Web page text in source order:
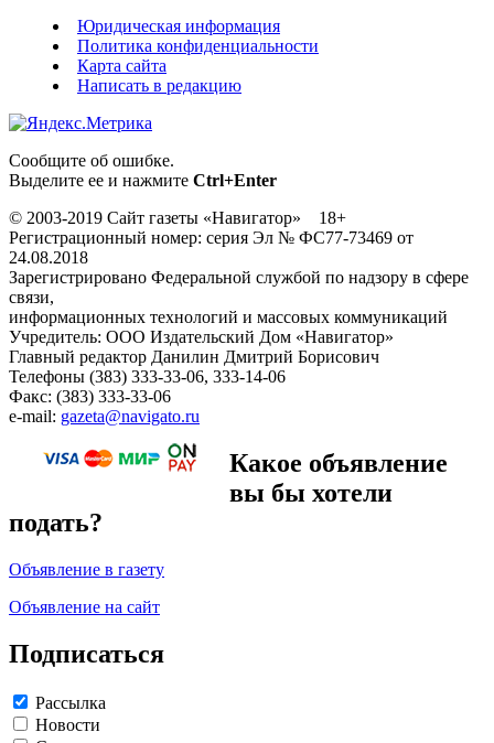
Юридическая информация
Политика конфиденциальности
Карта сайта
Написать в редакцию
Сообщите об ошибке.
Выделите ее и нажмите Ctrl+Enter
© 2003-2019 Сайт газеты «Навигатор» 18+
Регистрационный номер: серия Эл № ФС77-73469 от
24.08.2018
Зарегистрировано Федеральной службой по надзору в сфере
связи,
информационных технологий и массовых коммуникаций
Учредитель: ООО Издательский Дом «Навигатор»
Главный редактор Данилин Дмитрий Борисович
Телефоны (383) 333-33-06, 333-14-06
Факс: (383) 333-33-06
e-mail: gazeta@navigato.ru
Какое объявление
вы бы хотели
подать?
Объявление в газету
Объявление на сайт
Подписаться
Рассылка
Новости